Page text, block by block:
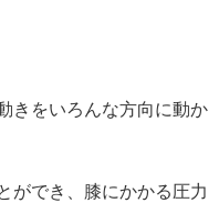
きをいろんな方向に動か
ができ、膝にかかる圧力